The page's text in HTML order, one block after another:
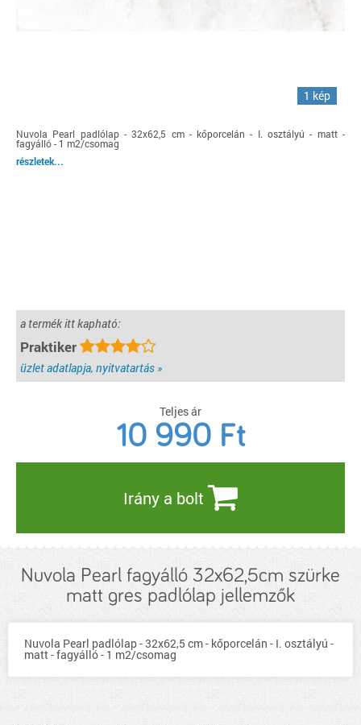
1 kép
Nuvola Pearl padlólap - 32x62,5 cm - kőporcelán - I. osztályú - matt -
fagyálló - 1 m2/csomag
részletek...
a termék itt kapható:
Praktiker
üzlet adatlapja, nyitvatartás »
Teljes ár
10 990 Ft
Irány a bolt
Nuvola Pearl fagyálló 32x62,5cm szürke
matt gres padlólap jellemzők
Nuvola Pearl padlólap - 32x62,5 cm - kőporcelán - I. osztályú -
matt - fagyálló - 1 m2/csomag